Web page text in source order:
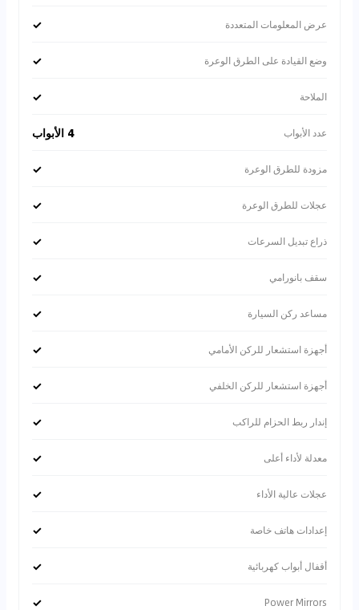
عرض المعلومات المتعددة ✓
وضع القيادة على الطرق الوعرة ✓
الملاحة ✓
عدد الأبواب 4 الأبواب
مزودة للطرق الوعرة ✓
عجلات للطرق الوعرة ✓
ذراع تبديل السرعات ✓
سقف بانورامي ✓
مساعد ركن السيارة ✓
أجهزة استشعار للركن الأمامي ✓
أجهزة استشعار للركن الخلفي ✓
إندار ربط الحزام للراكب ✓
معدلة لأداء أعلى ✓
عجلات عالية الأداء ✓
إعدادات هاتف خاصة ✓
أقفال أبواب كهربائية ✓
Power Mirrors
✓